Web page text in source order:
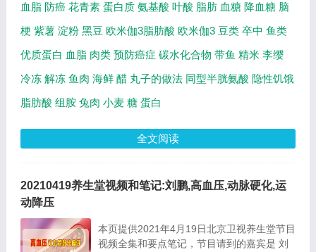
血脂 防癌 花青素 蛋白质 氨基酸 叶酸 脂肪 血糖 降血糖 脑
梗 紫薯 淀粉 黑豆 欧米伽3脂肪酸 欧米伽3 豆类 卒中 鱼类
优质蛋白 血脂 肉类 预防癌症 碳水化合物 带鱼 精米 李缨
冷冻 解冻 鱼肉 海鲜 醋 丸子的做法 同型半胱氨酸 隐性饥饿
脂肪酸 组胺 兔肉 小麦 糖 蛋白
全文阅读
20210419养生堂视频和笔记:刘鹏,高血压,动脉硬化,运
动降压
本页提供2021年4月19日北京卫视养生堂节目
视频全集和要点笔记，节目请到的嘉宾是 刘